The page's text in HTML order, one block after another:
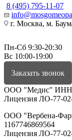
8 (495) 795-11-07
г. Москва, м.
Пн-Сб 9:30-20:30
Вс 10:00-19:00
Заказать звонок
ООО "Медис" ИНН
Лицензия ЛО-77-02-
ООО "Вербена-
1167746869564
Лицензия ЛО-77-02-